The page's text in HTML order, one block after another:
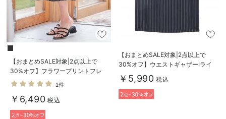
【おまとめSALE対象|2点以上で
30%オフ】フラワープリントフレ
アスカート マタニティ・産後【出
産後も長く使える】
1件
￥6,490 税込
【おまとめSALE対象|2点以上で
30%オフ】ウエストギャザーIライ
ンスカート(無地・ストライプ) マ
タニティ・産後【産後も長く着られ
る】
￥5,990 税込